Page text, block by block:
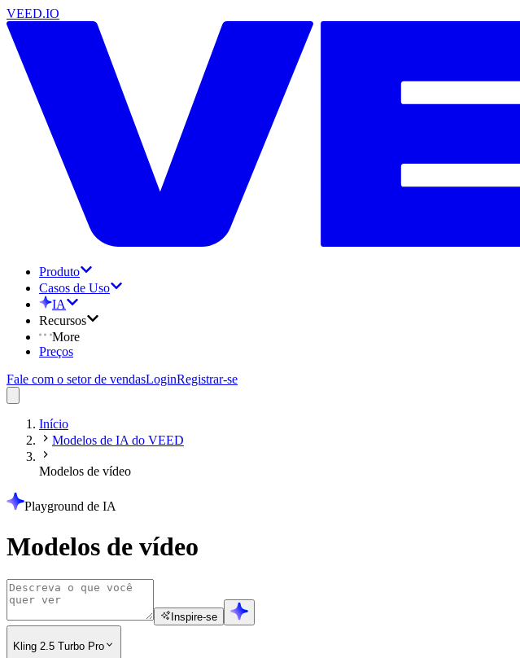
VEED.IO
Produto
Casos de Uso
IA
Recursos
More
Preços
Fale com o setor de vendasLoginRegistrar-se
Início
Modelos de IA do VEED
Modelos de vídeo
Playground de IA
Modelos de vídeo
Inspire-se
Kling 2.5 Turbo Pro